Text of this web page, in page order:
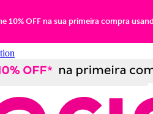
10% OFF na sua primeira compra